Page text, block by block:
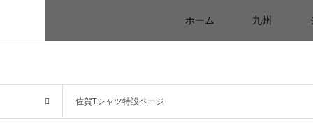
ホーム 九州
佐賀Tシャツ特設ページ